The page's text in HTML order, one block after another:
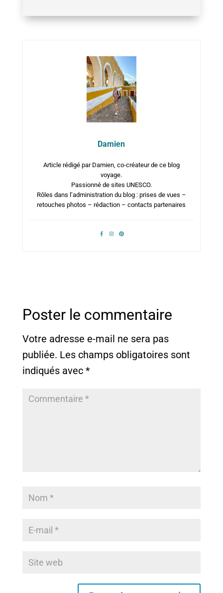
Damien
Article rédigé par Damien, co-créateur de ce blog
voyage.
Passionné de sites UNESCO.
Rôles dans l’administration du blog : prises de vues –
retouches photos – rédaction – contacts partenaires
Poster le commentaire
Votre adresse e-mail ne sera pas
publiée. Les champs obligatoires sont
indiqués avec *